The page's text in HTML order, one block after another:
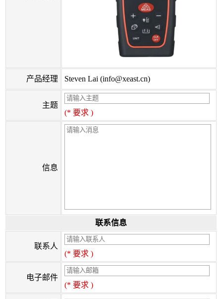
产品经理 Steven Lai (info@xeast.cn)
主题
(* 要求 )
信息
联系信息
联系人
(* 要求 )
电子邮件
(* 要求 )